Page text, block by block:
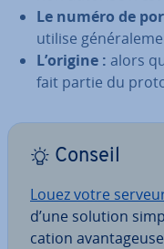
Le numéro de
utilise
L’origine : alors
fait partie du
Conseil
Louez votre
d’une solution
ca­tion